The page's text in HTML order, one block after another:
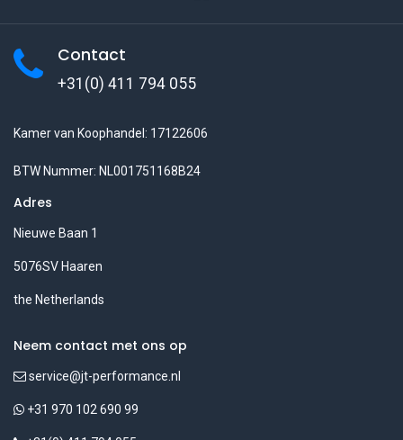
Contact
+31(0) 411 794 055
Kamer van Koophandel: 17122606
BTW Nummer: NL001751168B24
Adres
Nieuwe Baan 1
5076SV Haaren
the Netherlands
Neem contact met ons op
service@jt-performance.nl
+31 970 102 690 99